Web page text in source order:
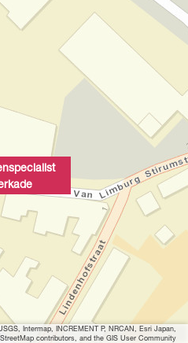
Intermap, INCREMENT P, NRCAN, Esri Japan,
contributors, and the GIS User Community